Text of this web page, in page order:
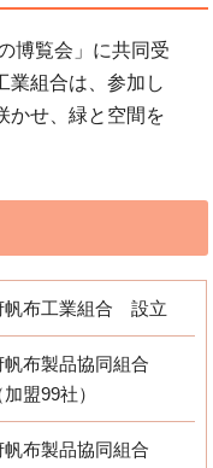
博覧会」に共同受
業組合は、参加し
かせ、緑と空間を
帆布工業組合 設立
帆布製品協同組合
盟99社）
帆布製品協同組合